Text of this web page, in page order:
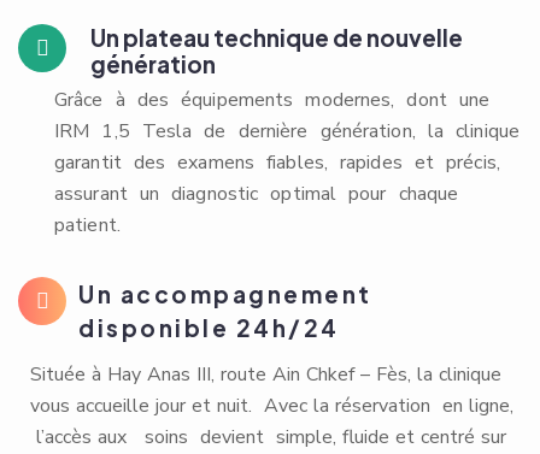
Un plateau technique de nouvelle
génération
Grâce à des équipements modernes, dont une
IRM 1,5 Tesla de dernière génération, la clinique
garantit des examens fiables, rapides et précis,
assurant un diagnostic optimal pour chaque
patient.
Un accompagnement
disponible 24h/24
Située à Hay Anas III, route Ain Chkef – Fès, la clinique
vous accueille jour et nuit. Avec la réservation en ligne,
l’accès aux soins devient simple, fluide et centré sur